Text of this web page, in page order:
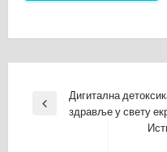
Кретање
чланка
Previous
Дигитална
здравље у свету